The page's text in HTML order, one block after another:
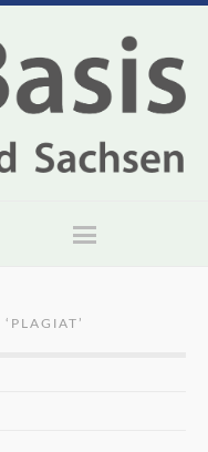
PLAGIAT ’